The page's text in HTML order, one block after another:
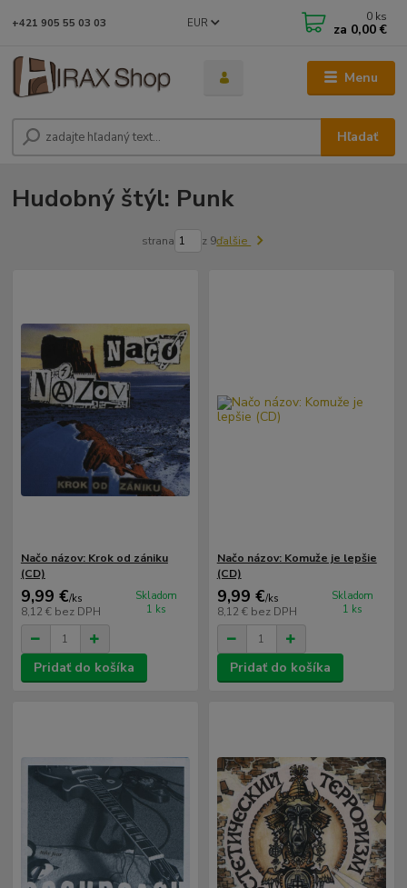
Menu
EUR
Hľadať
+421 905 55 03 03 0 ks
za 0,00 €
Hudobný štýl: Punk
strana z 9ďalšie
Načo názov: Krok od zániku
(CD)
9,99 €/ks
8,12 € bez DPH
Skladom
1 ks
Pridať do košíka
Načo názov: Komuže je lepšie
(CD)
9,99 €/ks
8,12 € bez DPH
Skladom
1 ks
Pridať do košíka